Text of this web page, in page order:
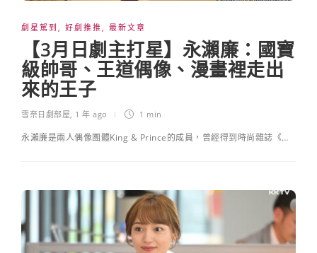
劇星駕到 好劇推推 最新文章
【3月日劇主打星】永瀨廉：國寶
級帥哥、王道偶像、漫畫裡走出
來的王子
雪奈日劇部屋 1 年 ago 1 min
永瀨廉是兩人偶像團體King & Prince的成員，曾經得到時尚雜誌《…